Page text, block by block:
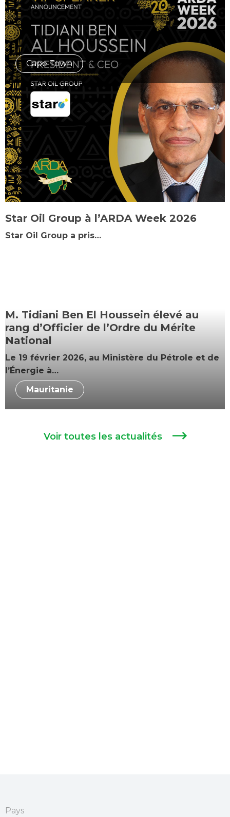
Cape Town
Star Oil Group à l’ARDA Week 2026
Star Oil Group a pris…
Mauritanie
M. Tidiani Ben El Houssein élevé au
rang d’Officier de l’Ordre du Mérite
National
Le 19 février 2026, au Ministère du Pétrole et de
l’Énergie à…
Voir toutes les actualités
Pays